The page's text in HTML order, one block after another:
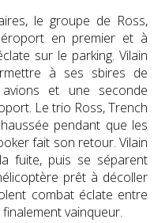
le groupe de Ross,
en premier et à
sur le parking. Vilain
à ses sbires de
et une seconde
Le trio Ross, Trench
pendant que les
fait son retour. Vilain
fuite, puis se séparent
prêt à décoller
combat éclate entre
vainqueur.